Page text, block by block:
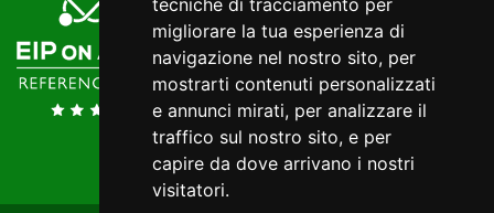
tecniche di tracciamento per
migliorare la tua esperienza di
navigazione nel nostro sito, per
mostrarti contenuti personalizzati
e annunci mirati, per analizzare il
traffico sul nostro sito, e per
capire da dove arrivano i nostri
visitatori.